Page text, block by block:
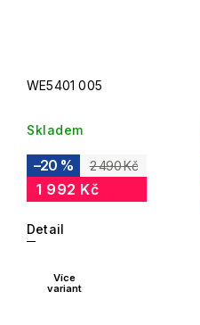
WE5401 005
Skladem
2 490 Kč
–20 %
1 992 Kč
Detail
Více
variant